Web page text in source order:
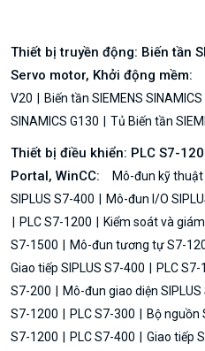
Thiết bị truyền động: Biến tần
Servo motor, Khởi động mềm:
V20
Biến tần SIEMENS SINAMICS
SINAMICS G130
Tủ Biến tần
Thiết bị điều khiển: PLC S7-
Portal, WinCC:
Mô-đun kỹ
SIPLUS S7-400
Mô-đun I/O
PLC S7-1200
Kiểm soát và
S7-1500
Mô-đun tương tự S7-
Giao tiếp SIPLUS S7-400
PLC S7-
S7-200
Mô-đun giao diện
S7-1200
PLC S7-300 Bộ nguồn
S7-1200
PLC S7-400 Giao tiếp